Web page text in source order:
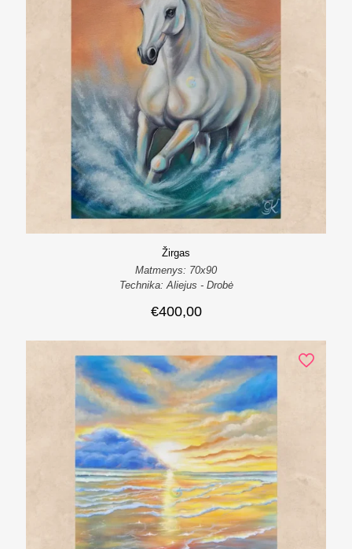
Žirgas
Matmenys: 70x90
Technika: Aliejus - Drobė
€400,00